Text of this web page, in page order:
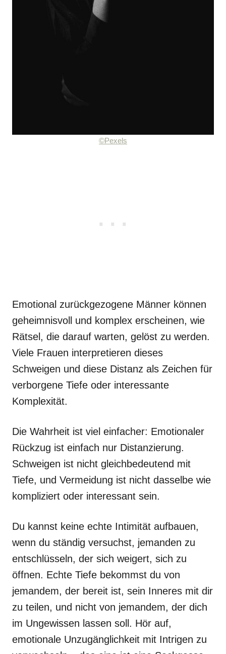
©Pexels
Emotional zurückgezogene Männer können
geheimnisvoll und komplex erscheinen, wie
Rätsel, die darauf warten, gelöst zu werden.
Viele Frauen interpretieren dieses
Schweigen und diese Distanz als Zeichen für
verborgene Tiefe oder interessante
Komplexität.
Die Wahrheit ist viel einfacher: Emotionaler
Rückzug ist einfach nur Distanzierung.
Schweigen ist nicht gleichbedeutend mit
Tiefe, und Vermeidung ist nicht dasselbe wie
kompliziert oder interessant sein.
Du kannst keine echte Intimität aufbauen,
wenn du ständig versuchst, jemanden zu
entschlüsseln, der sich weigert, sich zu
öffnen. Echte Tiefe bekommst du von
jemandem, der bereit ist, sein Inneres mit dir
zu teilen, und nicht von jemandem, der dich
im Ungewissen lassen soll. Hör auf,
emotionale Unzugänglichkeit mit Intrigen zu